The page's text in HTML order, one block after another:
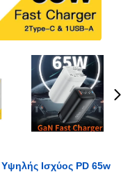
Ισχύος PD 65w